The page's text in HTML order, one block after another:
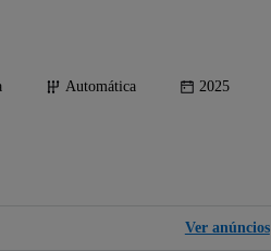
Automática 2025
Ver anúncios